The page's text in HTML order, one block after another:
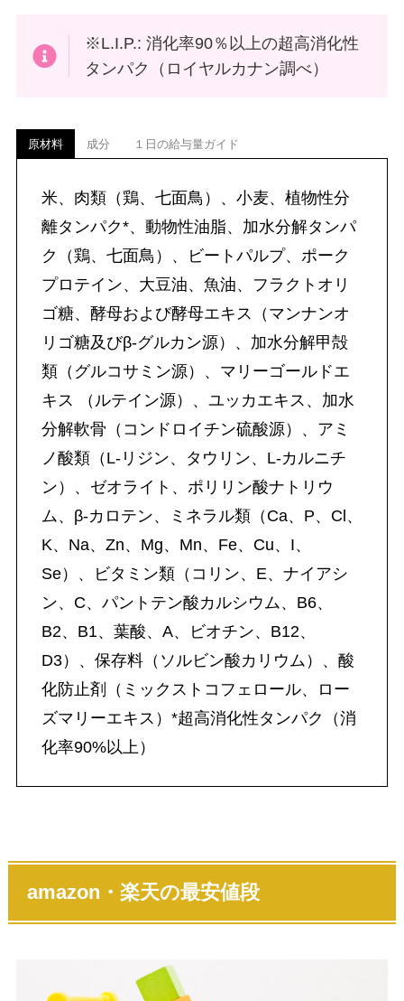
※L.I.P.: 消化率90％以上の超高消化性
タンパク（ロイヤルカナン調べ）
原材料 成分 １日の給与量ガイド
米、肉類（鶏、七面鳥）、小麦、植物性分
離タンパク*、動物性油脂、加水分解タンパ
ク（鶏、七面鳥）、ビートパルプ、ポーク
プロテイン、大豆油、魚油、フラクトオリ
ゴ糖、酵母および酵母エキス（マンナンオ
リゴ糖及びβ-グルカン源）、加水分解甲殻
類（グルコサミン源）、マリーゴールドエ
キス （ルテイン源）、ユッカエキス、加水
分解軟骨（コンドロイチン硫酸源）、アミ
ノ酸類（L-リジン、タウリン、L-カルニチ
ン）、ゼオライト、ポリリン酸ナトリウ
ム、β-カロテン、ミネラル類（Ca、P、Cl、
K、Na、Zn、Mg、Mn、Fe、Cu、I、
Se）、ビタミン類（コリン、E、ナイアシ
ン、C、パントテン酸カルシウム、B6、
B2、B1、葉酸、A、ビオチン、B12、
D3）、保存料（ソルビン酸カリウム）、酸
化防止剤（ミックストコフェロール、ロー
ズマリーエキス）*超高消化性タンパク（消
化率90%以上）
amazon・楽天の最安値段